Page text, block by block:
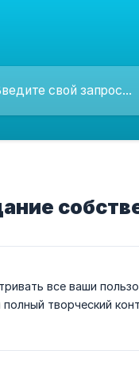
все ваши
творческий